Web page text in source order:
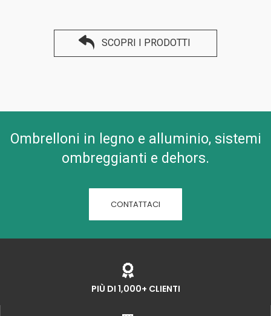
SCOPRI I PRODOTTI
Ombrelloni in legno e alluminio, sistemi
ombreggianti e dehors.
CONTATTACI
PIÙ DI 1,000+ CLIENTI